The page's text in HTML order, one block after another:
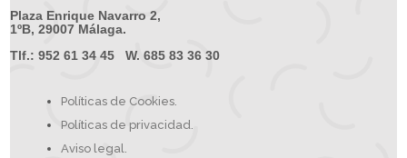
Plaza Enrique Navarro 2,
1ºB, 29007 Málaga.
Tlf.: 952 61 34 45 W. 685 83 36 30
Políticas de Cookies.
Políticas de privacidad.
Aviso legal.